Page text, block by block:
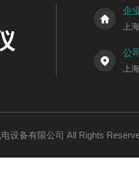
企
上
公
上
设备有限公司 All Rights